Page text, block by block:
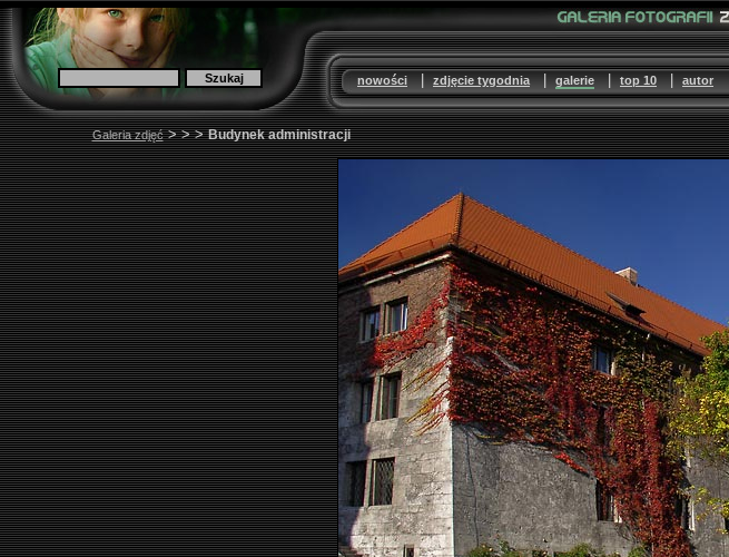
nowości|zdjęcie tygodnia|galerie|top 10|autor
Galeria zdjęć>>>Budynek administracji